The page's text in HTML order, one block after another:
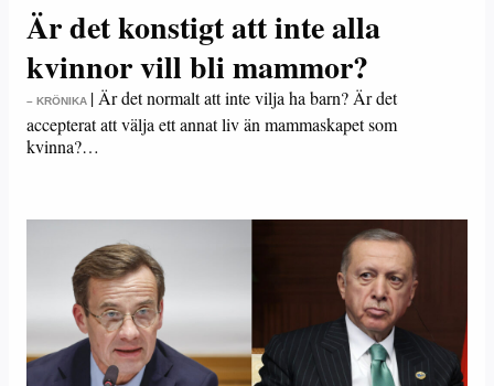
Är det konstigt att inte alla
kvinnor vill bli mammor?
– KRÖNIKA | Är det normalt att inte vilja ha barn? Är det
accepterat att välja ett annat liv än mammaskapet som
kvinna?…